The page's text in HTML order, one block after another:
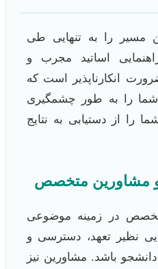
مسیر را به تنهایی طی
اساتید مجرب و
انکارناپذیر است که
را به طور چشمگیری
را از دستیابی به نتایج
و مشاورین متخصص
تخصص در زمینه موضوعی
نظیر تعهد، دسترسی و
باشد. مشاورین نیز